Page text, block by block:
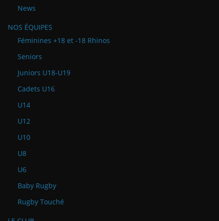
News
NOS ÉQUIPES
Féminines +18 et -18 Rhinos
Seniors
Juniors U18-U19
Cadets U16
U14
U12
U10
U8
U6
Baby Rugby
Rugby Touché